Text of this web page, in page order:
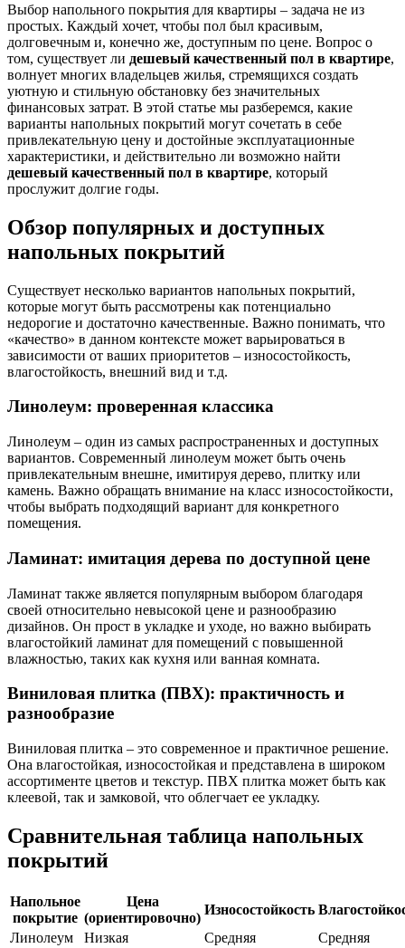
Выбор напольного покрытия для квартиры – задача не из
простых. Каждый хочет, чтобы пол был красивым,
долговечным и, конечно же, доступным по цене. Вопрос о
том, существует ли дешевый качественный пол в квартире,
волнует многих владельцев жилья, стремящихся создать
уютную и стильную обстановку без значительных
финансовых затрат. В этой статье мы разберемся, какие
варианты напольных покрытий могут сочетать в себе
привлекательную цену и достойные эксплуатационные
характеристики, и действительно ли возможно найти
дешевый качественный пол в квартире, который
прослужит долгие годы.
Обзор популярных и доступных
напольных покрытий
Существует несколько вариантов напольных покрытий,
которые могут быть рассмотрены как потенциально
недорогие и достаточно качественные. Важно понимать, что
«качество» в данном контексте может варьироваться в
зависимости от ваших приоритетов – износостойкость,
влагостойкость, внешний вид и т.д.
Линолеум: проверенная классика
Линолеум – один из самых распространенных и доступных
вариантов. Современный линолеум может быть очень
привлекательным внешне, имитируя дерево, плитку или
камень. Важно обращать внимание на класс износостойкости,
чтобы выбрать подходящий вариант для конкретного
помещения.
Ламинат: имитация дерева по доступной цене
Ламинат также является популярным выбором благодаря
своей относительно невысокой цене и разнообразию
дизайнов. Он прост в укладке и уходе, но важно выбирать
влагостойкий ламинат для помещений с повышенной
влажностью, таких как кухня или ванная комната.
Виниловая плитка (ПВХ): практичность и
разнообразие
Виниловая плитка – это современное и практичное решение.
Она влагостойкая, износостойкая и представлена в широком
ассортименте цветов и текстур. ПВХ плитка может быть как
клеевой, так и замковой, что облегчает ее укладку.
Сравнительная таблица напольных
покрытий
Напольное
покрытие
Цена
(ориентировочно)
Износостойкость
Линолеум
Низкая Средняя Средняя